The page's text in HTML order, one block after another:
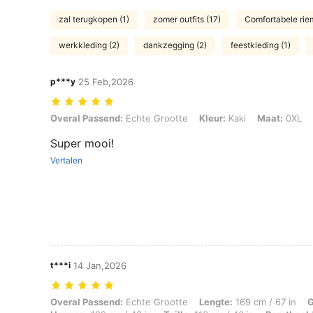
zal terugkopen (1) zomer outfits (17) Comfortabele
werkkleding (2) dankzegging (2) feestkleding (1)
p***y 25 Feb,2026
Overal Passend: Echte Grootte, Kleur: Kaki, Maat: 0XL
Overal Passend: Echte Grootte Kleur: Kaki Maat: 0XL
Super mooi!
Vertalen
t***i 14 Jan,2026
Overal Passend: Echte Grootte, Lengte: 169 cm / 67 in, Gewicht:
Overal Passend: Echte Grootte Lengte: 169 cm / 67 in